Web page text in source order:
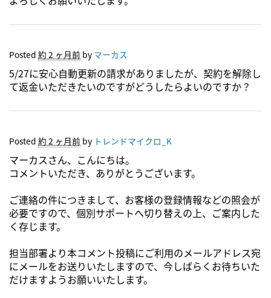
Posted 約 2 ヶ月前 by マーカス
5/27に安心自動更新の請求がありましたが、契約を解除し
て返金いただきたいのですがどうしたらよいのですか？
Posted 約 2 ヶ月前 by トレンドマイクロ_K
マーカスさん、こんにちは。
コメントいただき、ありがとうございます。
ご連絡の件につきまして、お客様の登録情報などの照会が
必要ですので、個別サポートへ切り替えの上、ご案内した
く存じます。
担当部署より本コメント投稿にご利用のメールアドレス宛
にメールをお送りいたしますので、今しばらくお待ちいた
だけますようお願いいたします。